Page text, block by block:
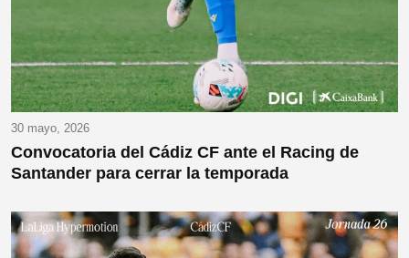
30 mayo, 2026
Convocatoria del Cádiz CF ante el Racing de
Santander para cerrar la temporada